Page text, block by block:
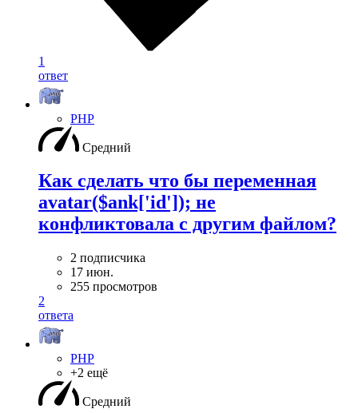
1
ответ
PHP
Средний
Как сделать что бы переменная
avatar($ank['id']); не
конфликтовала с другим файлом?
2 подписчика
17 июн.
255 просмотров
2
ответа
PHP
+2 ещё
Средний